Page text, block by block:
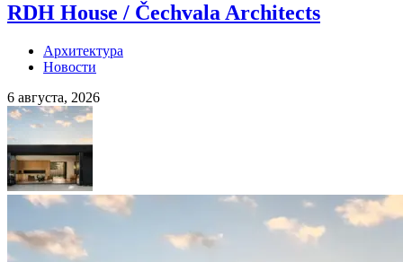
RDH House / Čechvala Architects
Архитектура
Новости
6 августа, 2026